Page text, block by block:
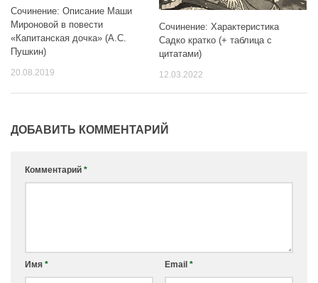
Сочинение: Описание Маши
Мироновой в повести
«Капитанская дочка» (А.С.
Пушкин)
20.08.2019
Сочинение: Характеристика
Садко кратко (+ таблица с
цитатами)
12.03.2022
ДОБАВИТЬ КОММЕНТАРИЙ
Комментарий *
Имя * Email *